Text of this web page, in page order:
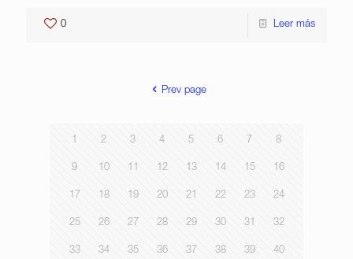
0 Leer más
Prev page
1 2 3 4 5 6 7 8
9 10 11 12 13 14 15 16
17 18 19 20 21 22 23 24
25 26 27 28 29 30 31 32
33 34 35 36 37 38 39 40